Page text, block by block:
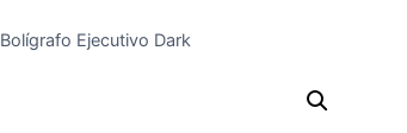
Bolígrafo Ejecutivo Dark